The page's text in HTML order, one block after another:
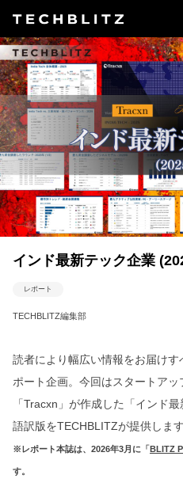
インド最新テック企業
レポート
TECHBLITZ編集部
読者により幅広い情報をお届け
ポート企画。今回はスタートアッ
「Tracxn」が作成した「インド
語訳版をTECHBLITZが提供します
※レポート本誌は、2026年3月に「 BLITZ
す。